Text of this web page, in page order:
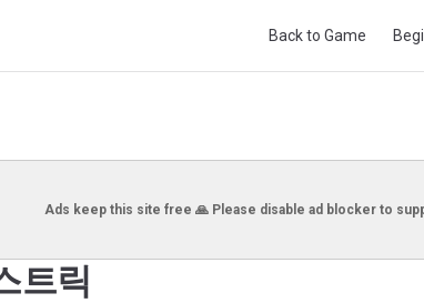
Back to Game
Ads keep this site free 🙏 Please disable ad blocker to
트릭